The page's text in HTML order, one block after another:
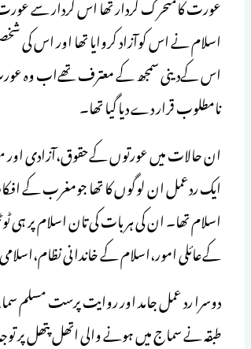
اسلام نے اس کوآزاد کروایا تھا اور اس کی
اس کےدینی سمجھ کے معترف تھےاب وہ عورت
نامطلوب قرار دے دیا گیا تھا۔
ان حالات میں عورتوں کےحقوق،آزادی
ایک ردعمل ان لوگوں کا تھا جومغرب کے
اسلام تھا۔ ان کی ہر بات کی تان اسلام پر
کےعائلی امور،اسلام کے خاندانی
دوسرا رد عمل جامد اور روایت پرست مسلم
طبقہ نے سماج میں ہونے والی اتھل پتھل پر